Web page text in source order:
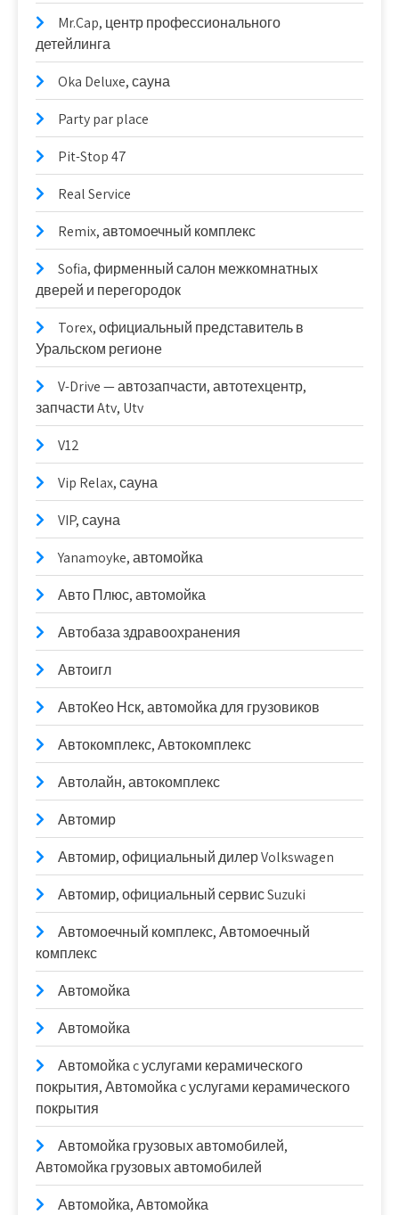
Mr.Cap, центр профессионального
детейлинга
Oka Deluxe, сауна
Party par place
Pit-Stop 47
Real Service
Remix, автомоечный комплекс
Sofia, фирменный салон межкомнатных
дверей и перегородок
Torex, официальный представитель в
Уральском регионе
V-Drive — автозапчасти, автотехцентр,
запчасти Atv, Utv
V12
Vip Relax, сауна
VIP, сауна
Yanamoyke, автомойка
Авто Плюс, автомойка
Автобаза здравоохранения
Автоигл
АвтоКео Нск, автомойка для грузовиков
Автокомплекс, Автокомплекс
Автолайн, автокомплекс
Автомир
Автомир, официальный дилер Volkswagen
Автомир, официальный сервис Suzuki
Автомоечный комплекс, Автомоечный
комплекс
Автомойка
Автомойка
Автомойка c услугами керамического
покрытия, Автомойка c услугами керамического
покрытия
Автомойка грузовых автомобилей,
Автомойка грузовых автомобилей
Автомойка, Автомойка